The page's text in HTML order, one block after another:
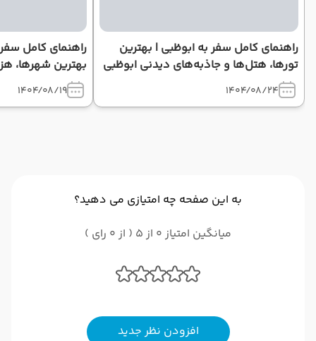
راهنمای کامل سفر به ابوظبی | بهترین
تورها، هتل‌ها و جاذبه‌های دیدنی ابوظبی
1404/08/24
بهترین شهرها،
ضروری سفر
1404/08/19
به این صفحه چه امتیازی می دهید؟
میانگین امتیاز 0 از 5 ( از 0 رای )
افزودن نظر جدید